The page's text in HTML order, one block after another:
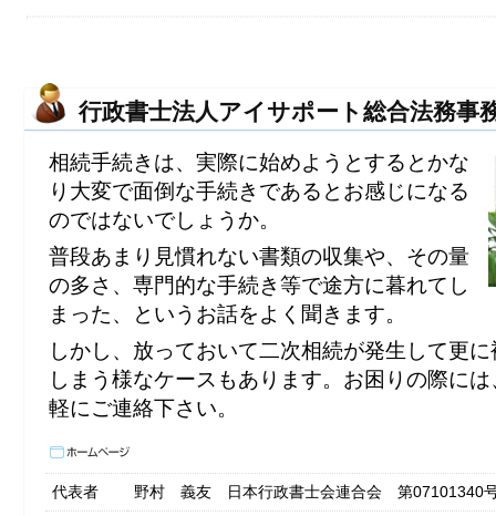
行政書士法人アイサポート総合法務事
相続手続きは、実際に始めようとするとかな
り大変で面倒な手続きであるとお感じになる
のではないでしょうか。
普段あまり見慣れない書類の収集や、その量
の多さ、専門的な手続き等で途方に暮れてし
まった、というお話をよく聞きます。
しかし、放っておいて二次相続が発生して更
しまう様なケースもあります。お困りの際に
軽にご連絡下さい。
代表者 野村 義友 日本行政書士会連合会 第07101340